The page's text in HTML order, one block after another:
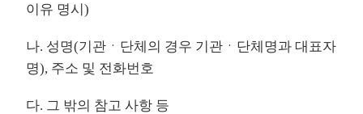
이유 명시)
나. 성명(기관ㆍ단체의 경우 기관ㆍ단체명과 대표자
명), 주소 및 전화번호
다. 그 밖의 참고 사항 등